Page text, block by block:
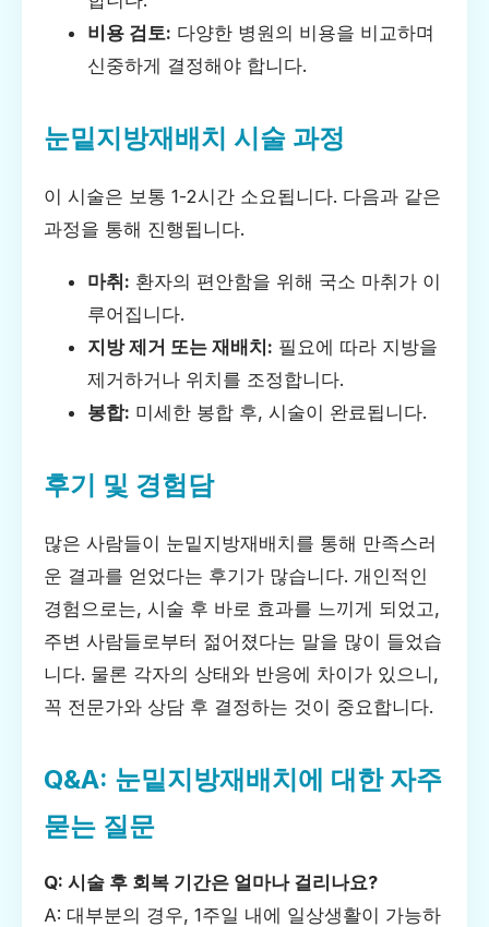
비용 검토: 다양한 병원의 비용을 비교하며
신중하게 결정해야 합니다.
눈밑지방재배치 시술 과정
이 시술은 보통 1-2시간 소요됩니다. 다음과 같은
과정을 통해 진행됩니다.
마취: 환자의 편안함을 위해 국소 마취가 이
루어집니다.
지방 제거 또는 재배치: 필요에 따라 지방을
제거하거나 위치를 조정합니다.
봉합: 미세한 봉합 후, 시술이 완료됩니다.
후기 및 경험담
많은 사람들이 눈밑지방재배치를 통해 만족스러
운 결과를 얻었다는 후기가 많습니다. 개인적인
경험으로는, 시술 후 바로 효과를 느끼게 되었고,
주변 사람들로부터 젊어졌다는 말을 많이 들었습
니다. 물론 각자의 상태와 반응에 차이가 있으니,
꼭 전문가와 상담 후 결정하는 것이 중요합니다.
Q&A: 눈밑지방재배치에 대한 자주
묻는 질문
Q: 시술 후 회복 기간은 얼마나 걸리나요?
A: 대부분의 경우, 1주일 내에 일상생활이 가능하